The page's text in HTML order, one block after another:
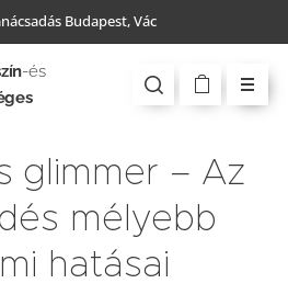
Budapest, Vác
-és
glimmer – Az
mélyebb
hatásai